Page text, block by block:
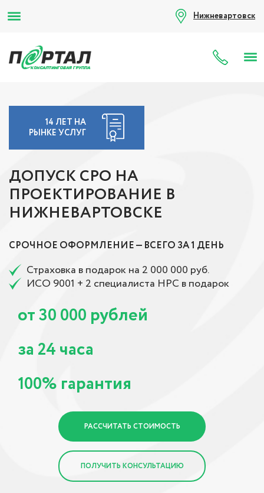
Нижневартовск
8
14 ЛЕТ НА
РЫНКЕ УСЛУГ
ДОПУСК СРО НА
ПРОЕКТИРОВАНИЕ В
НИЖНЕВАРТОВСКЕ
СРОЧНОЕ ОФОРМЛЕНИЕ — ВСЕГО ЗА 1 ДЕНЬ
Страховка в подарок на 2 000 000 руб.
ИСО 9001 + 2 специалиста НРС в подарок
от30 000 рублей
за 24часа
100% гарантия
РАССЧИТАТЬ СТОИМОСТЬ
ПОЛУЧИТЬ КОНСУЛЬТАЦИЮ